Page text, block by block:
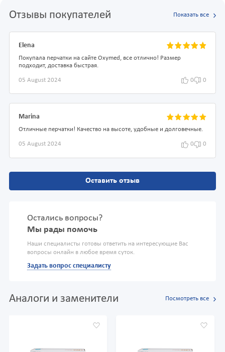
Отзывы покупателей Показать все
Elena
Покупала перчатки на сайте Oxymed, все отлично! Размер
подходит, доставка быстрая.
05 August 2024 0 0
Marina
Отличные перчатки! Качество на высоте, удобные и долговечные.
05 August 2024 0 0
Оставить отзыв
Остались вопросы?
Мы рады помочь
Наши специалисты готовы ответить на интересующие Вас
вопросы онлайн в любое время суток.
Задать вопрос специалисту
Аналоги и заменители Посмотреть все